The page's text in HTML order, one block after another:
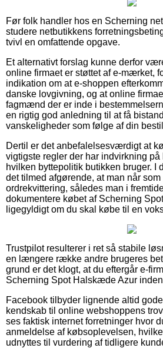
Før folk handler hos en Scherning
studere netbutikkens
tvivl en omfattende opgave.
Et alternativt forslag kunne derfor
online firmaet er støttet af e-mærket,
indikation om at e-shoppen
danske lovgivning, og at online
fagmænd der er inde i
en rigtig god anledning til at få
vanskeligheder som følge af din
Dertil er det anbefalelsesværdigt at
vigtigste regler der har indvirkning
hvilken byttepolitik butikken bruger. I
det tilmed afgørende, at man når
ordrekvittering, således man i
dokumentere købet af Scherning
ligegyldigt om du skal købe til en
Trustpilot resulterer i ret så stabile
en længere række andre brugeres
grund er det klogt, at du eftergår e-
Scherning Spot Halskæde Azur
Facebook tilbyder lignende altid
kendskab til online webshoppens
ses faktisk internet forretninger hvor
anmeldelse af købsoplevelsen,
udnyttes til vurdering af tidligere